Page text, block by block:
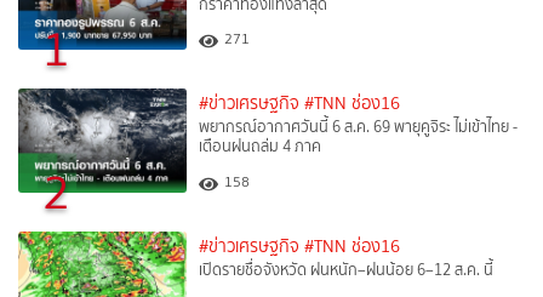
1 271
2
#ข่าวเศรษฐกิจ #TNN ช่อง16
พยากรณ์อากาศวันนี้ 6 ส.ค. 69 พายุคูจิระ ไม่เข้าไทย -
เตือนฝนถล่ม 4 ภาค
158
#ข่าวเศรษฐกิจ #TNN ช่อง16
เปิดรายชื่อจังหวัด ฝนหนัก–ฝนน้อย 6–12 ส.ค. นี้